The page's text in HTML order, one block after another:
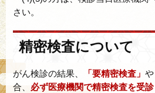
さい。
精密検査について
がん検診の結果、 「要精密検査」 や
合、 必ず医療機関で精密検査を受診